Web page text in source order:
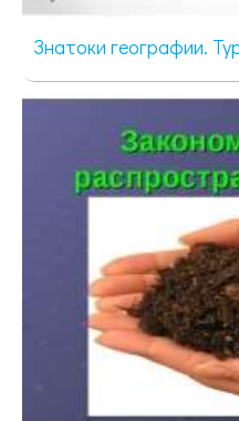
Знатоки географии.